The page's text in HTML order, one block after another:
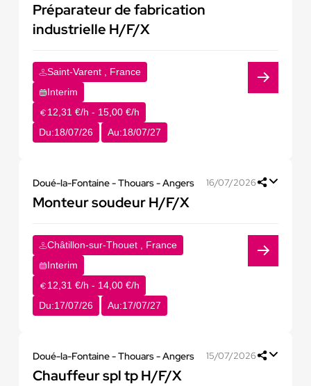
Préparateur de fabrication
industrielle H/F/X
Saint-Varent , France
Interim
12,31 €/h - 15,00 €/h
Du:18/07/26 Au:18/07/27
Doué-la-Fontaine - Thouars - Angers 16/07/2026
Monteur soudeur H/F/X
Châtillon-sur-Thouet , France
Interim
12,31 €/h - 14,00 €/h
Du:17/07/26 Au:17/07/27
Doué-la-Fontaine - Thouars - Angers 15/07/2026
Chauffeur spl tp H/F/X